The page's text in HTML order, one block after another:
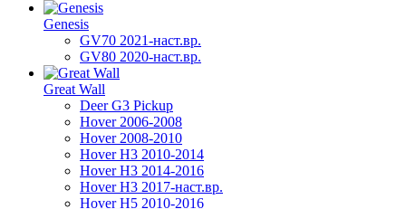
Genesis
GV70 2021-наст.вр.
GV80 2020-наст.вр.
Great Wall
Deer G3 Pickup
Hover 2006-2008
Hover 2008-2010
Hover H3 2010-2014
Hover H3 2014-2016
Hover H3 2017-наст.вр.
Hover H5 2010-2016